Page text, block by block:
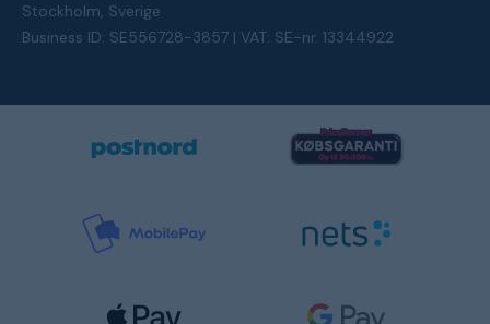
Stockholm, Sverige
Business ID: SE556728-3857 | VAT: SE-nr. 13344922